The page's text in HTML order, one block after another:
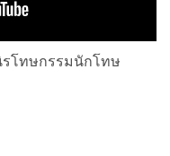
รโทษกรรมนักโทษ